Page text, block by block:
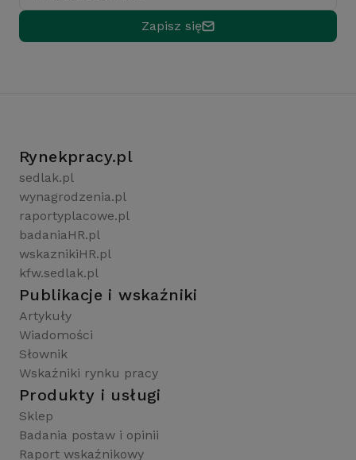
Zapisz się
Rynekpracy.pl
sedlak.pl
wynagrodzenia.pl
raportyplacowe.pl
badaniaHR.pl
wskaznikiHR.pl
kfw.sedlak.pl
Publikacje i wskaźniki
Artykuły
Wiadomości
Słownik
Wskaźniki rynku pracy
Produkty i usługi
Sklep
Badania postaw i opinii
Raport wskaźnikowy